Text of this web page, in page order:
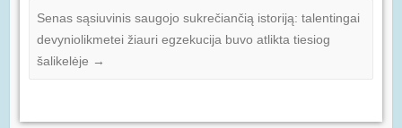
Senas sąsiuvinis saugojo sukrečiančią istoriją: talentingai
devyniolikmetei žiauri egzekucija buvo atlikta tiesiog
šalikelėje →